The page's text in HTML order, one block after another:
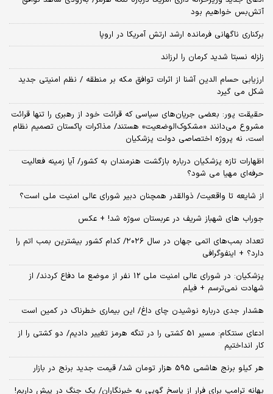
آتش‌بس خواهیم بود
برکناری ناگهانی فرمانده ارشد ارتش آمریکا در اروپا
زلزله نسبتا شدید کرمان را لرزاند
ارزیابی حسام الدین آشنا از اثرات توافق مکه بر منطقه / نظم امنیتی جدید
شکل می گیرد
حقیقت پور: بعضی جریان‌های سیاسی که قرائت خود از رهبری را تنها قرائت
مشروع می‌دانند «مشکوک‌الوضعیت» هستند/ مذاکرات پاکستان تصمیم نظام
است، نه پروژه اختصاصی دولت پزشکیان
اظهارات تازه پزشکیان درباره بازگشت هنرمندان به کشور/ آیا زمینه فعالیت
حرفه‌ای مهیا می شود؟
از شایعه تا واقعیت/ ذوالقدر همچنان دبیر شورای ‌عالی امنیت ملی است؟
جوراب های شهباز شریف در عربستان سوژه شد! + عکس
تعداد بمب‌های اتمی جهان در سال ۲۰۲۶/ کدام کشور بیشترین بمب اتم را
دارد؟ + اینفوگرافی
پزشکیان: در شورای عالی امنیت ملی 12 نفر از موضع ما دفاع کردند/ از
شهادت نمی‌ترسم + فیلم
هشدار جدی درباره نوشیدن چای داغ/ این بیماری خطرناک در کمین است
ادعای سنتکام: مسیر 51 کشتی را در تنگه هرمز تغییر دادیم/ دو کشتی را از
کار انداختیم
هر کیلو برنج هاشمی 595 هزار تومان شد/ قیمت جدید برنج در بازار
بهانه ترامپ برای فرار از پاسخ گویی به خبرنگاران/ یک جنگ در پیش داریم!